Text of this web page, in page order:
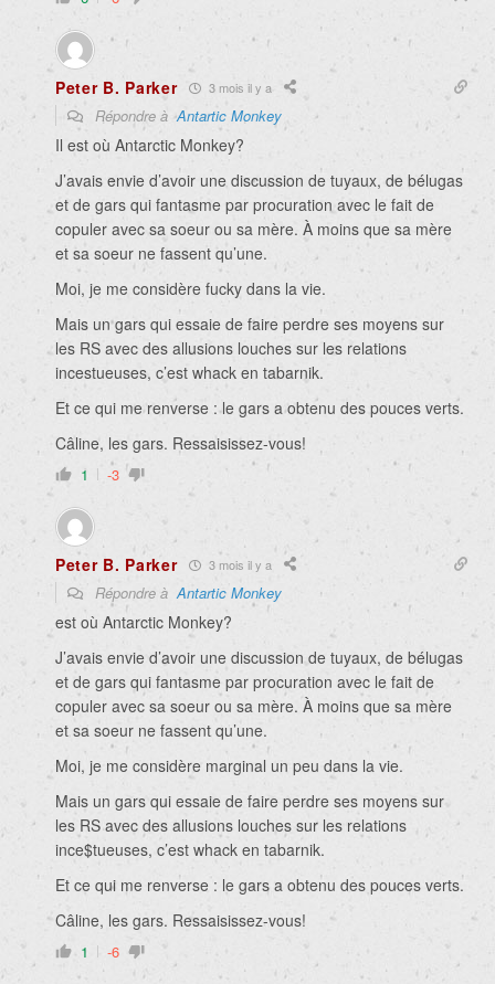
Peter B. Parker 3 mois il y a
Répondre àAntartic Monkey
Il est où Antarctic Monkey?
J’avais envie d’avoir une discussion de tuyaux, de bélugas
et de gars qui fantasme par procuration avec le fait de
copuler avec sa soeur ou sa mère. À moins que sa mère
et sa soeur ne fassent qu’une.
Moi, je me considère fucky dans la vie.
Mais un gars qui essaie de faire perdre ses moyens sur
les RS avec des allusions louches sur les relations
incestueuses, c’est whack en tabarnik.
Et ce qui me renverse : le gars a obtenu des pouces verts.
Câline, les gars. Ressaisissez-vous!
1 -3
Peter B. Parker 3 mois il y a
Répondre àAntartic Monkey
est où Antarctic Monkey?
J’avais envie d’avoir une discussion de tuyaux, de bélugas
et de gars qui fantasme par procuration avec le fait de
copuler avec sa soeur ou sa mère. À moins que sa mère
et sa soeur ne fassent qu’une.
Moi, je me considère marginal un peu dans la vie.
Mais un gars qui essaie de faire perdre ses moyens sur
les RS avec des allusions louches sur les relations
ince$tueuses, c’est whack en tabarnik.
Et ce qui me renverse : le gars a obtenu des pouces verts.
Câline, les gars. Ressaisissez-vous!
1 -6